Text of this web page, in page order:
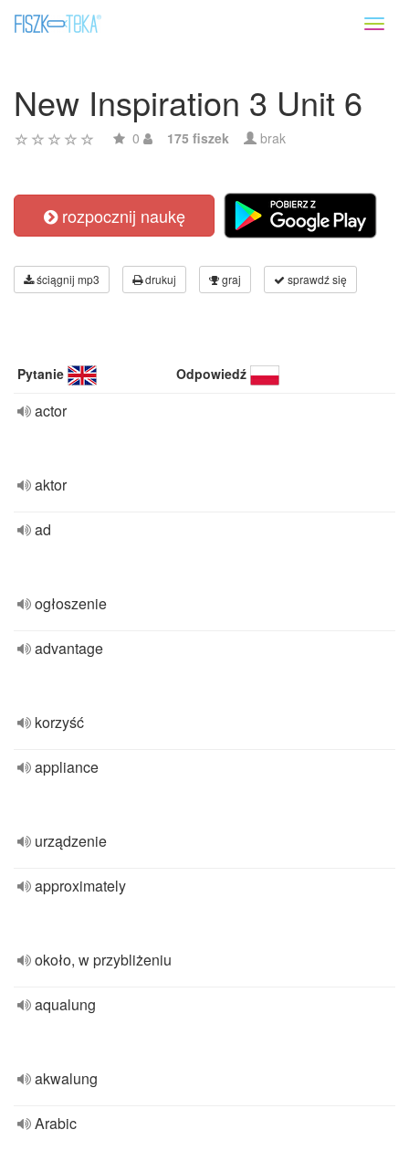
New Inspiration 3 Unit 6
0 175 fiszek brak
rozpocznij naukę
ściągnij mp3 drukuj graj sprawdź się
Pytanie Odpowiedź
actor
aktor
ad
ogłoszenie
advantage
korzyść
appliance
urządzenie
approximately
około, w przybliżeniu
aqualung
akwalung
Arabic